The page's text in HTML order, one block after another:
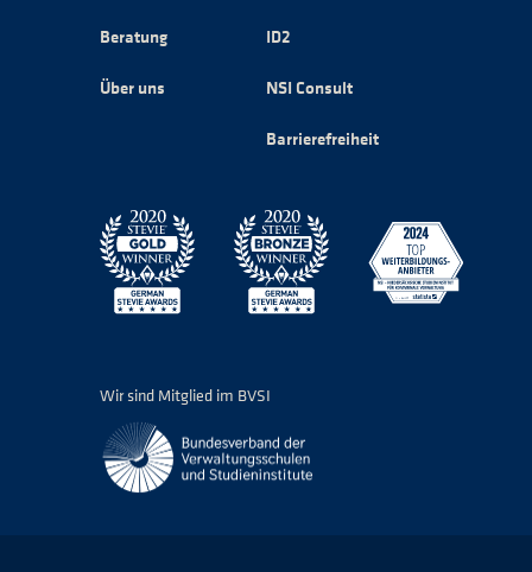
Beratung
Über uns
ID2
NSI Consult
Barrierefreiheit
Wir sind Mitglied im BVSI